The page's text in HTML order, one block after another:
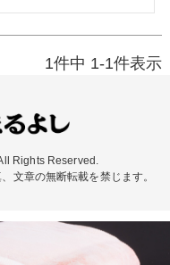
1件中 1-1件表示
Rights Reserved.
文章の無断転載を禁じます。